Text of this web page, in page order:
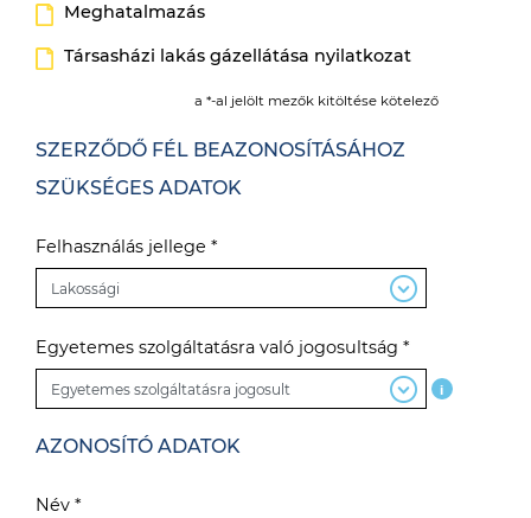
Meghatalmazás
Társasházi lakás gázellátása nyilatkozat
a *-al jelölt mezők kitöltése kötelező
SZERZŐDŐ FÉL BEAZONOSÍTÁSÁHOZ
SZÜKSÉGES ADATOK
Felhasználás jellege *
Egyetemes szolgáltatásra való jogosultság *
i
AZONOSÍTÓ ADATOK
Név *